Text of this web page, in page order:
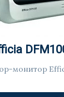
монитор